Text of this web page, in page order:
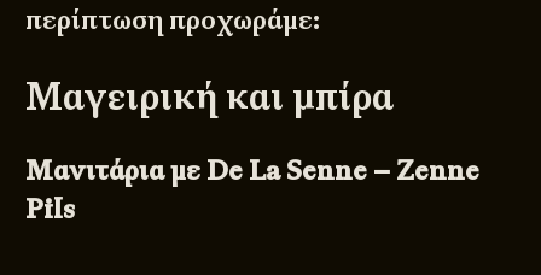
περίπτωση προχωράμε:
Μαγειρική και μπίρα
Μανιτάρια με De La Senne – Zenne
Pils